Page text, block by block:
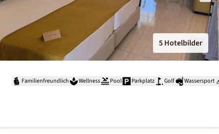
5 Hotelbilder
Familienfreundlich Wellness Pool Parkplatz Golf Wassersport